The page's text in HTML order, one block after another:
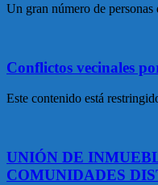
Un gran número de personas
Conflictos vecinales
Este contenido está
UNIÓN DE
COMUNIDADES